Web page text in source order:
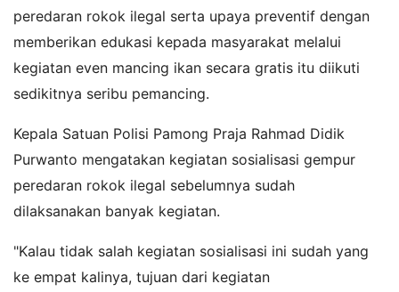
peredaran rokok ilegal serta upaya preventif dengan
memberikan edukasi kepada masyarakat melalui
kegiatan even mancing ikan secara gratis itu diikuti
sedikitnya seribu pemancing.
Kepala Satuan Polisi Pamong Praja Rahmad Didik
Purwanto mengatakan kegiatan sosialisasi gempur
peredaran rokok ilegal sebelumnya sudah
dilaksanakan banyak kegiatan.
"Kalau tidak salah kegiatan sosialisasi ini sudah yang
ke empat kalinya, tujuan dari kegiatan